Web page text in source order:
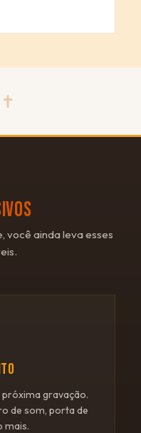
você ainda leva esses
gravação.
de som, porta de
mais.